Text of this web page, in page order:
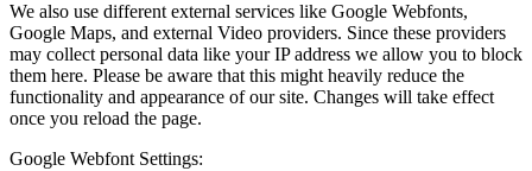
We also use different external services like Google Webfonts,
Google Maps, and external Video providers. Since these providers
may collect personal data like your IP address we allow you to block
them here. Please be aware that this might heavily reduce the
functionality and appearance of our site. Changes will take effect
once you reload the page.
Google Webfont Settings: